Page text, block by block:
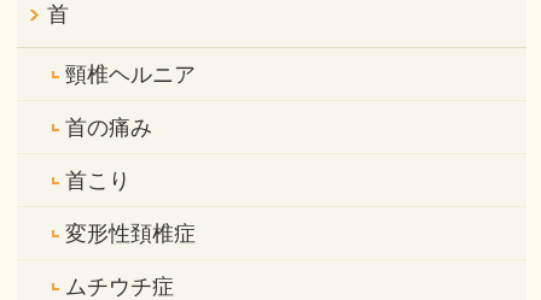
首
頸椎ヘルニア
首の痛み
首こり
変形性頚椎症
ムチウチ症